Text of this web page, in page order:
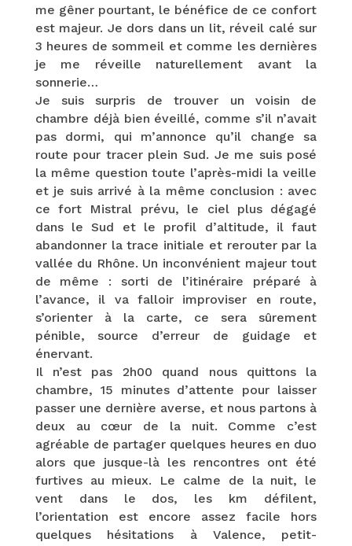
me gêner pourtant, le bénéfice de ce confort
est majeur. Je dors dans un lit, réveil calé sur
3 heures de sommeil et comme les dernières
je me réveille naturellement avant la
sonnerie…
Je suis surpris de trouver un voisin de
chambre déjà bien éveillé, comme s’il n’avait
pas dormi, qui m’annonce qu’il change sa
route pour tracer plein Sud. Je me suis posé
la même question toute l’après-midi la veille
et je suis arrivé à la même conclusion : avec
ce fort Mistral prévu, le ciel plus dégagé
dans le Sud et le profil d’altitude, il faut
abandonner la trace initiale et rerouter par la
vallée du Rhône. Un inconvénient majeur tout
de même : sorti de l’itinéraire préparé à
l’avance, il va falloir improviser en route,
s’orienter à la carte, ce sera sûrement
pénible, source d’erreur de guidage et
énervant.
Il n’est pas 2h00 quand nous quittons la
chambre, 15 minutes d’attente pour laisser
passer une dernière averse, et nous partons à
deux au cœur de la nuit. Comme c’est
agréable de partager quelques heures en duo
alors que jusque-là les rencontres ont été
furtives au mieux. Le calme de la nuit, le
vent dans le dos, les km défilent,
l’orientation est encore assez facile hors
quelques hésitations à Valence, petit-